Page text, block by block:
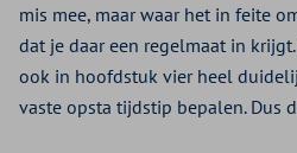
mis mee, maar waar het in feite
dat je daar een regelmaat in
ook in hoofdstuk vier heel
vaste opsta tijdstip bepalen. Dus